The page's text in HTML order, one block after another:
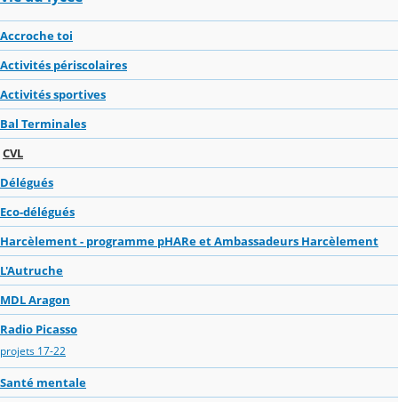
Accroche toi
Activités périscolaires
Activités sportives
Bal Terminales
CVL
Délégués
Eco-délégués
Harcèlement - programme pHARe et Ambassadeurs Harcèlement
L'Autruche
MDL Aragon
Radio Picasso
projets 17-22
Santé mentale